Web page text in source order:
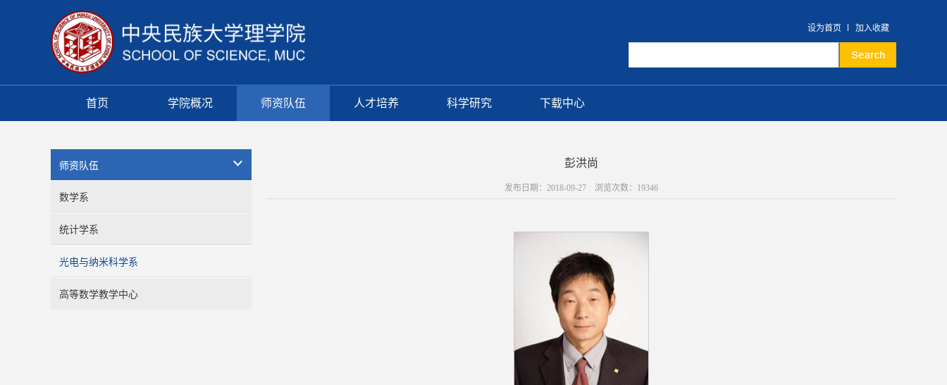
设为首页 加入收藏
首页 学院概况 师资队伍 人才培养 科学研究 下载中心
师资队伍
数学系
统计学系
光电与纳米科学系
高等数学教学中心
彭洪尚
发布日期：2018-09-27 浏览次数： 19346